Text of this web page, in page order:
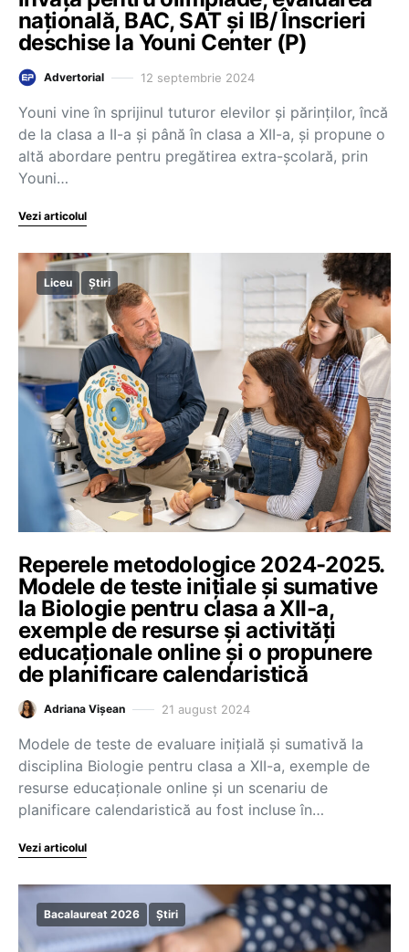
națională, BAC, SAT și IB/ Înscrieri
deschise la Youni Center (P)
Advertorial 12 septembrie 2024
Youni vine în sprijinul tuturor elevilor și părinților, încă
de la clasa a II-a și până în clasa a XII-a, și propune o
altă abordare pentru pregătirea extra-școlară, prin
Youni…
Vezi articolul
Liceu Știri
Reperele metodologice 2024-2025.
Modele de teste inițiale și sumative
la Biologie pentru clasa a XII-a,
exemple de resurse și activități
educaționale online și o propunere
de planificare calendaristică
Adriana Vișean 21 august 2024
Modele de teste de evaluare inițială și sumativă la
disciplina Biologie pentru clasa a XII-a, exemple de
resurse educaționale online și un scenariu de
planificare calendaristică au fost incluse în…
Vezi articolul
Bacalaureat 2026 Știri